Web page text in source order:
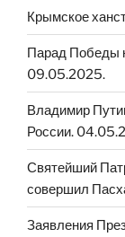
Крымское
Парад Победы
09.05.2025.
Владимир
России.
Святейший
совершил
Заявления